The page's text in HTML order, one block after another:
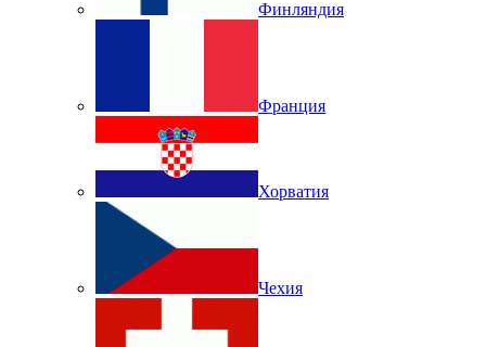
Финляндия
Франция
Хорватия
Чехия